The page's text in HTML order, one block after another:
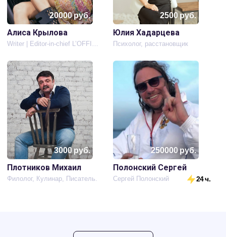
20000руб.
Алиса Крылова
Writer | Editor-in-chief L’OFFICIEL Russia kids | Mrs.Globe | Mrs.Russia
2500 руб.
Юлия Хадарцева
Психолог, расстановщик
3000руб.
Плотников Михаил
Филолог, Кулинар, Писатель.
250000руб.
Полонский Сергей
Сергей Полонский 24 ч.